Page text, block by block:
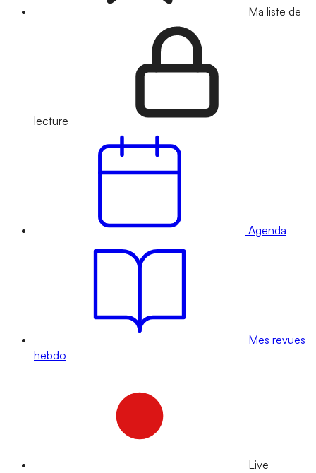
Ma liste de
lecture
Agenda
Mes revues
hebdo
Live